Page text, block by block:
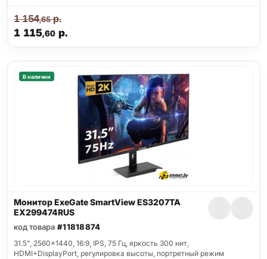
1 115,60 р.
1 154,65р.
В наличии
Монитор ExeGate SmartView ES3207TA
EX299474RUS
код товара #11818874
31.5", 2560x1440, 16:9, IPS, 75 Гц, яркость 300 нит,
HDMI+DisplayPort, регулировка высоты, портретный режим